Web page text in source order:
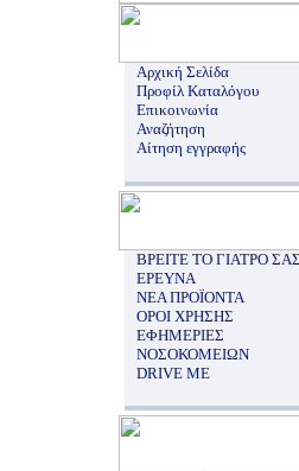
Αρχική Σελίδα
Προφίλ Καταλόγου
Επικοινωνία
Αναζήτηση
Αίτηση εγγραφής
ΒΡΕΙΤΕ ΤΟ ΓΙΑΤΡΟ ΣΑΣ
ΕΡΕΥΝΑ
ΝΕΑ ΠΡΟΪΟΝΤΑ
ΟΡΟΙ ΧΡΗΣΗΣ
ΕΦΗΜΕΡΙΕΣ
ΝΟΣΟΚΟΜΕΙΩΝ
DRIVE ME